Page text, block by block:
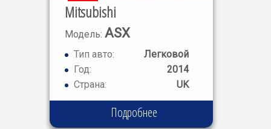
Mitsubishi
Модель: ASX
Тип авто:
Легковой
Год:
2014
Страна:
UK
Подробнее